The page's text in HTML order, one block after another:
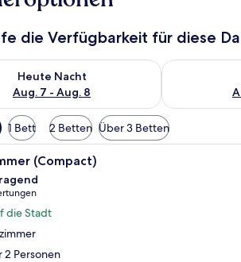
die Verfügbarkeit für diese
Heute Nacht
Aug. 7 - Aug. 8
Verfügbarkeit für heute Nacht, Aug. 7
Überprüfe
1 Bett 2 Betten Über 3 Betten
Ein ordentlich bezogenes
(Compact)
die Stadt
2 Personen